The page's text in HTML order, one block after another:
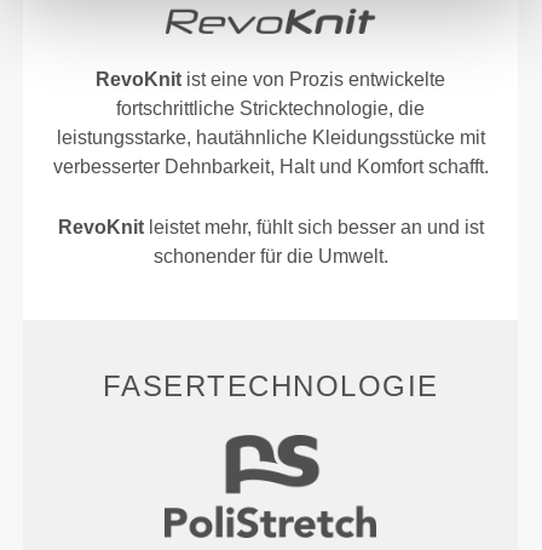
RevoKnit ist eine von Prozis entwickelte
fortschrittliche Stricktechnologie, die
leistungsstarke, hautähnliche Kleidungsstücke mit
verbesserter Dehnbarkeit, Halt und Komfort schafft.
RevoKnitleistet mehr, fühlt sich besser an und ist
schonender für die Umwelt.
FASERTECHNOLOGIE